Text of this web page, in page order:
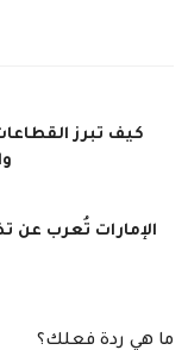
كيف تبرز
الإمارات تُعرب عن
ما هي ردة فعلك؟